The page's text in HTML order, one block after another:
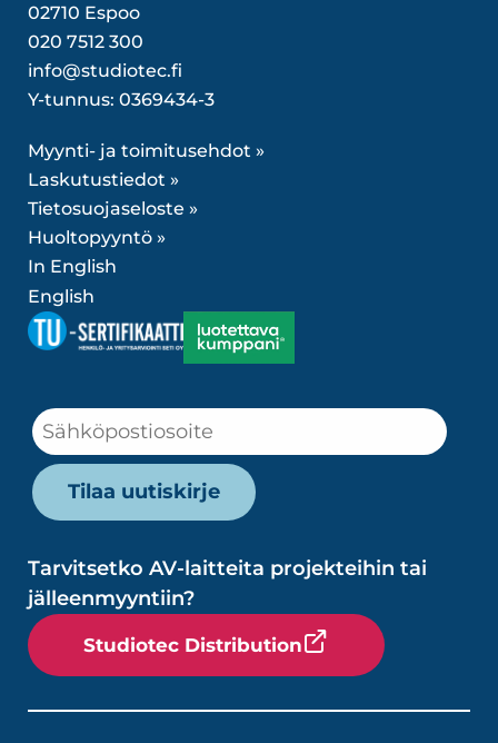
02710 Espoo
020 7512 300
info@studiotec.fi
Y-tunnus: 0369434-3
Myynti- ja toimitusehdot »
Laskutustiedot »
Tietosuojaseloste »
Huoltopyyntö »
In English
English
Tarvitsetko AV-laitteita projekteihin tai
jälleenmyyntiin?
Studiotec Distribution